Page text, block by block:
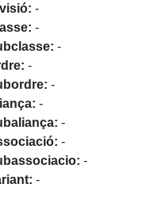
-
-
-
-
-
-
-
-
-
-